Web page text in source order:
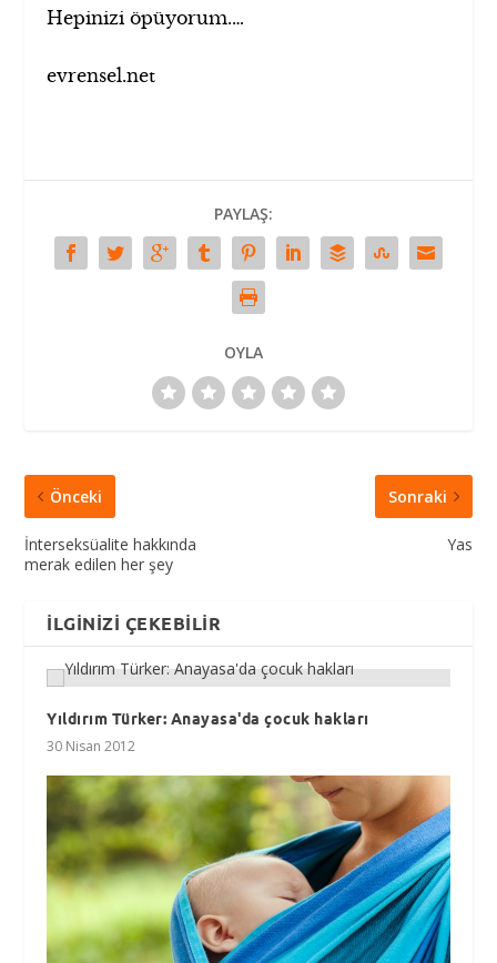
Hepinizi öpüyorum.…
evrensel.net
PAYLAŞ:
OYLA
Önceki
İnterseksüalite hakkında
merak edilen her şey
Sonraki
Yas
İLGINIZI ÇEKEBILIR
Yıldırım Türker: Anayasa'da çocuk hakları
30 Nisan 2012